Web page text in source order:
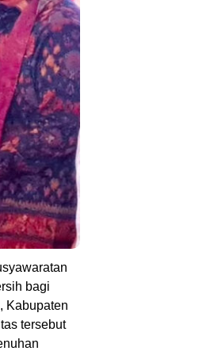
bagi
Kabupaten
tersebut